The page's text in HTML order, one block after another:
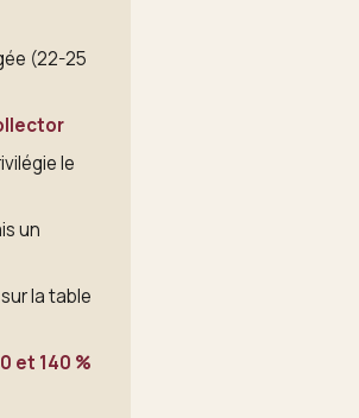
(22-25
le
un
la table
et 140 %